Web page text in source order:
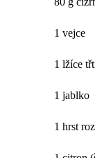
1 vejce
1 lžíce
1 jablko
1 hrst